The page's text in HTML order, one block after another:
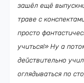
зашёл ещё
траве с
просто
учиться!» Ну а
действительно
оглядываться по